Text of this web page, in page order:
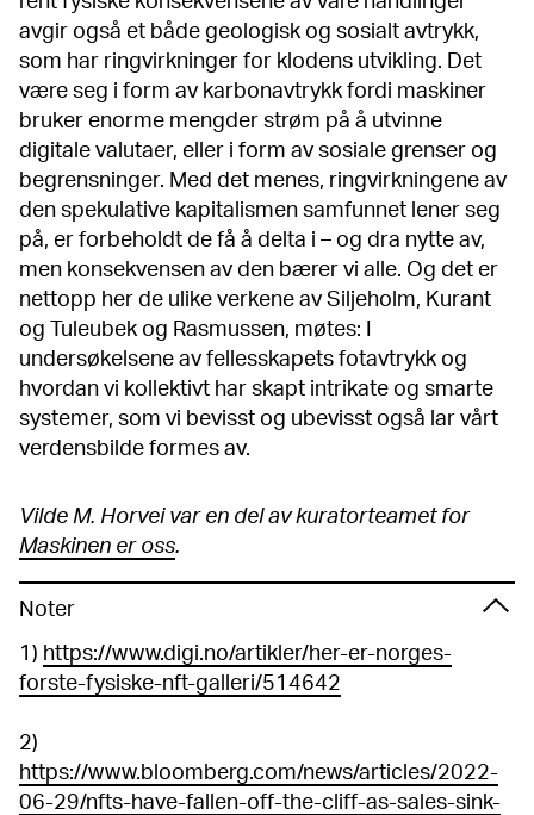
avgir også et både geologisk og sosialt avtrykk,
som har ringvirkninger for klodens utvikling. Det
være seg i form av karbonavtrykk fordi maskiner
bruker enorme mengder strøm på å utvinne
digitale valutaer, eller i form av sosiale grenser og
begrensninger. Med det menes, ringvirkningene av
den spekulative kapitalismen samfunnet lener seg
på, er forbeholdt de få å delta i – og dra nytte av,
men konsekvensen av den bærer vi alle. Og det er
nettopp her de ulike verkene av Siljeholm, Kurant
og Tuleubek og Rasmussen, møtes: I
undersøkelsene av fellesskapets fotavtrykk og
hvordan vi kollektivt har skapt intrikate og smarte
systemer, som vi bevisst og ubevisst også lar vårt
verdensbilde formes av.
Vilde M. Horvei var en del av kuratorteamet for
Maskinen er oss.
Noter
1) https://www.digi.no/artikler/her-er-norges-
forste-fysiske-nft-galleri/514642
2)
https://www.bloomberg.com/news/articles/2022-
06-29/nfts-have-fallen-off-the-cliff-as-sales-sink-